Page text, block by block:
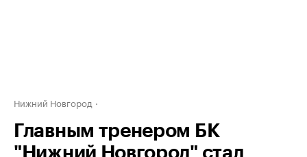
Нижний Новгород
Главным тренером БК
"Нижний Новгород" стал